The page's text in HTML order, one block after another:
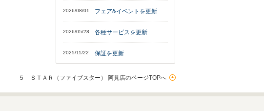
2026/08/01 フェア&イベントを更新
2026/05/28 各種サービスを更新
2025/11/22 保証を更新
５－ＳＴＡＲ（ファイブスター） 阿見店のページTOPへ